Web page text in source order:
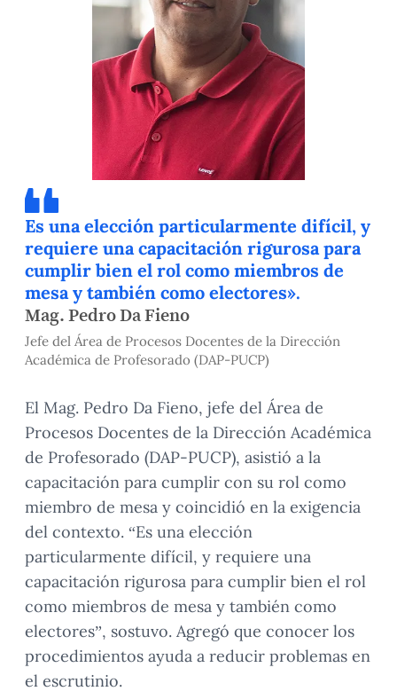
Es una elección particularmente difícil, y
requiere una capacitación rigurosa para
cumplir bien el rol como miembros de
mesa y también como electores».
Mag. Pedro Da Fieno
Jefe del Área de Procesos Docentes de la Dirección
Académica de Profesorado (DAP-PUCP)
El Mag. Pedro Da Fieno, jefe del Área de
Procesos Docentes de la Dirección Académica
de Profesorado (DAP-PUCP), asistió a la
capacitación para cumplir con su rol como
miembro de mesa y coincidió en la exigencia
del contexto. “Es una elección
particularmente difícil, y requiere una
capacitación rigurosa para cumplir bien el rol
como miembros de mesa y también como
electores”, sostuvo. Agregó que conocer los
procedimientos ayuda a reducir problemas en
el escrutinio.